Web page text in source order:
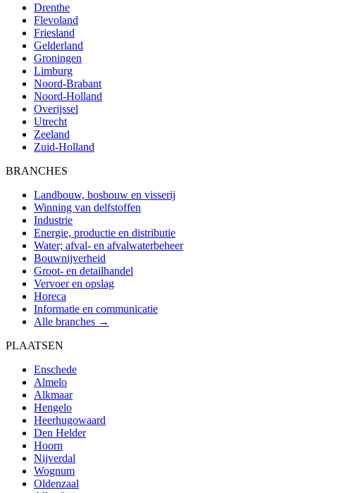
Drenthe
Flevoland
Friesland
Gelderland
Groningen
Limburg
Noord-Brabant
Noord-Holland
Overijssel
Utrecht
Zeeland
Zuid-Holland
BRANCHES
Landbouw, bosbouw en visserij
Winning van delfstoffen
Industrie
Energie, productie en distributie
Water; afval- en afvalwaterbeheer
Bouwnijverheid
Groot- en detailhandel
Vervoer en opslag
Horeca
Informatie en communicatie
Alle branches →
PLAATSEN
Enschede
Almelo
Alkmaar
Hengelo
Heerhugowaard
Den Helder
Hoorn
Nijverdal
Wognum
Oldenzaal